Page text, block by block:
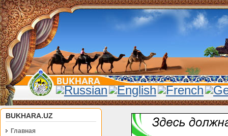
BUKHARA.UZ
Главная